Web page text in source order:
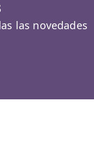
las novedades